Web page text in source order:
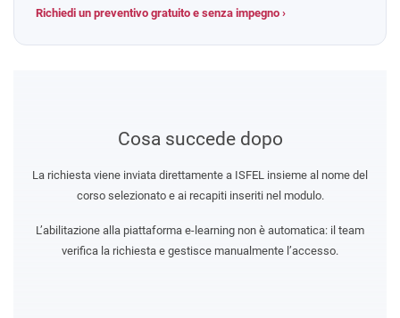
Richiedi un preventivo gratuito e senza impegno ›
Cosa succede dopo
La richiesta viene inviata direttamente a ISFEL insieme al nome del
corso selezionato e ai recapiti inseriti nel modulo.
L’abilitazione alla piattaforma e-learning non è automatica: il team
verifica la richiesta e gestisce manualmente l’accesso.